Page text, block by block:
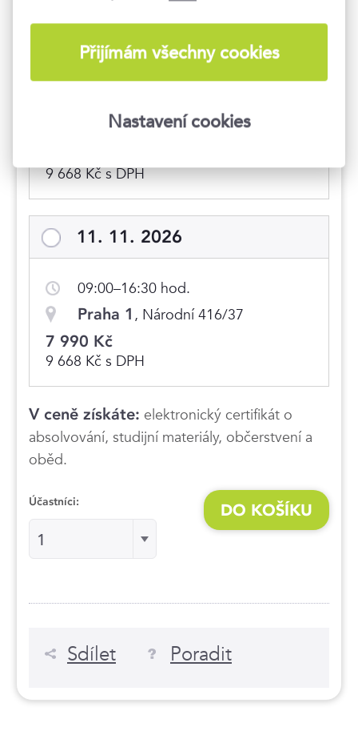
Hlídat nové termíny
9. 9. 2026
Praha 1, Národní 416/37
9 668 Kč s DPH
11. 11. 2026
09:00–16:30 hod.
Praha 1 , Národní 416/37
7 990 Kč
9 668 Kč s DPH
V ceně získáte: elektronický certifikát o
absolvování, studijní materiály, občerstvení a
oběd.
Účastníci:
1
DO KOŠÍKU
Sdílet Poradit
Přijímám všechny cookies
Nastavení cookies